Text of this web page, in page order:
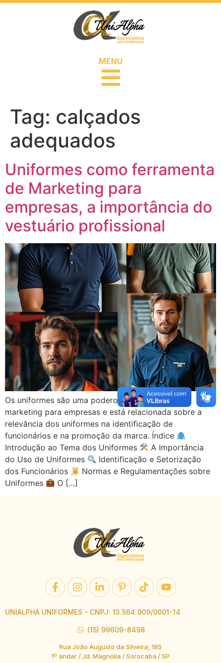
MENU
Tag: calçados
adequados
Uniformes como ferramenta
de Marketing para
empresas, a importância do
vestuário profissional
Os uniformes são uma poderosa ferramenta de
marketing para empresas e está relacionada sobre a
relevância dos uniformes na identificação de
funcionários e na promoção da marca. Índice
Introdução ao Tema dos Uniformes
A Importância
do Uso de Uniformes
Identificação e Setorização
dos Funcionários
Normas e Regulamentações sobre
Uniformes
O […]
UNIALPHA UNIFORMES - CNPJ: 13.564.909/0001-14
(15) 99609-8498
Rua João Augusto da Silveira, 185
1º andar / Jd. Magnólia / Sorocaba / SP